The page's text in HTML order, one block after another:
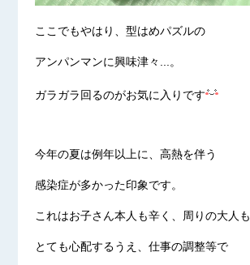
ここでもやはり、型はめパズルの
アンパンマンに興味津々...。
ガラガラ回るのがお気に入りです
今年の夏は例年以上に、高熱を伴う
感染症が多かった印象です。
これはお子さん本人も辛く、周りの大人も
とても心配するうえ、仕事の調整等で